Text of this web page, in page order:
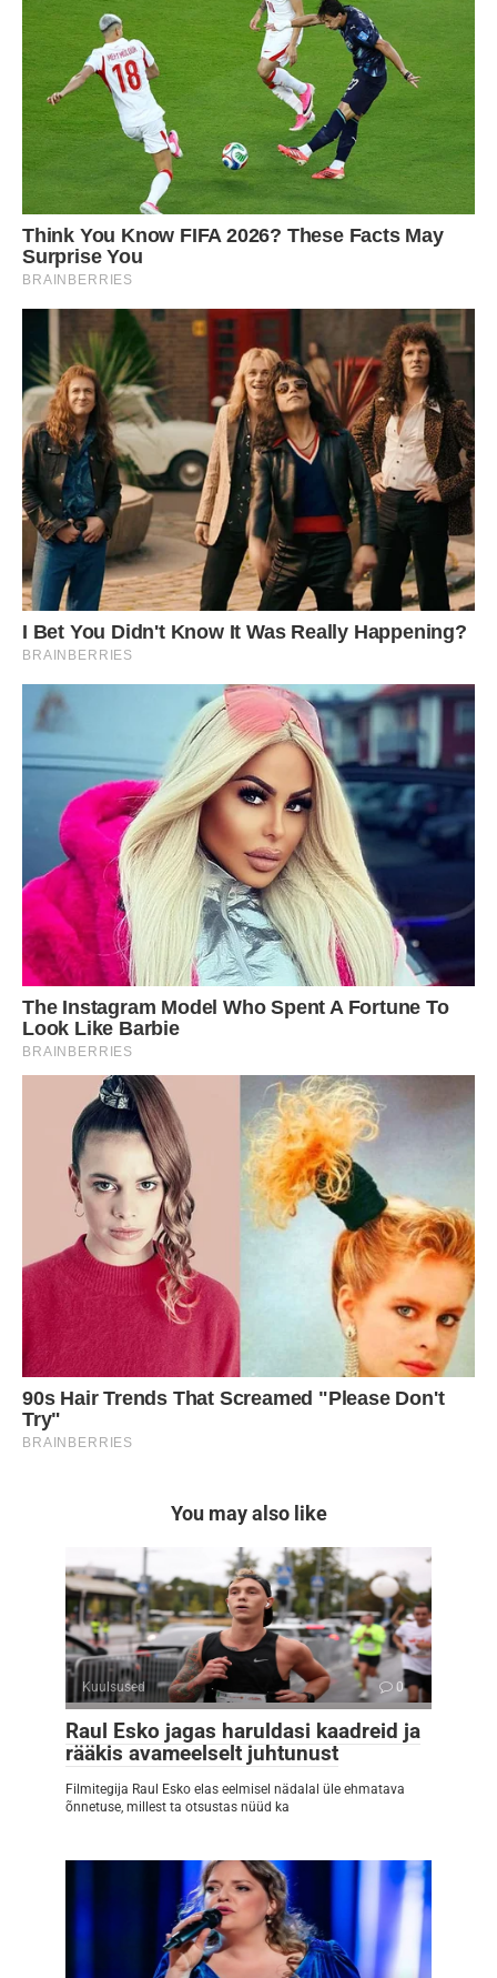
You may also like
Kuulsused 0
Raul Esko jagas haruldasi kaadreid ja
rääkis avameelselt juhtunust
Filmitegija Raul Esko elas eelmisel nädalal üle ehmatava
õnnetuse, millest ta otsustas nüüd ka